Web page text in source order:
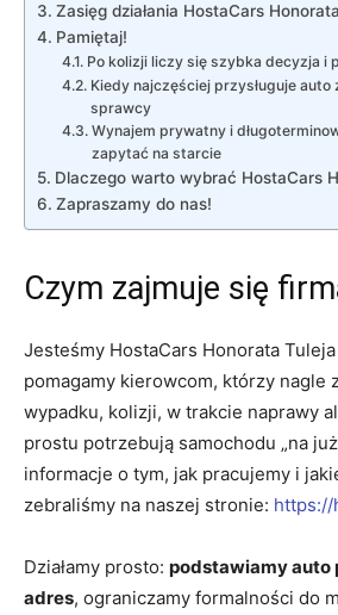
Zasięg działania HostaCars
Pamiętaj!
Po kolizji liczy się szybka decyzja i
Kiedy najczęściej przysługuje auto
sprawcy
Wynajem prywatny i
zapytać na starcie
Dlaczego warto wybrać HostaCars
Zapraszamy do nas!
Czym zajmuje się
Jesteśmy HostaCars Honorata
pomagamy kierowcom, którzy nagle
wypadku, kolizji, w trakcie naprawy
prostu potrzebują samochodu „na
informacje o tym, jak pracujemy i
zebraliśmy na naszej stronie: https://
Działamy prosto: podstawiamy auto
adres, ograniczamy formalności do